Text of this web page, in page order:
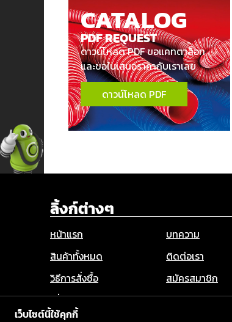
CATALOG
PDF REQUEST
ดาวน์โหลด PDF ขอแคทตาล็อก
และขอใบเสนอราคากับเราเลย
ดาวน์โหลด PDF
ลิ้งก์ต่างๆ
หน้าแรก
บทความ
สินค้าทั้งหมด
ติดต่อเรา
วิธีการสั่งซื้อ
สมัครสมาชิก
เกี่ยวกับเรา
Privacy Policy
เว็บไซต์นี้ใช้คุกกี้